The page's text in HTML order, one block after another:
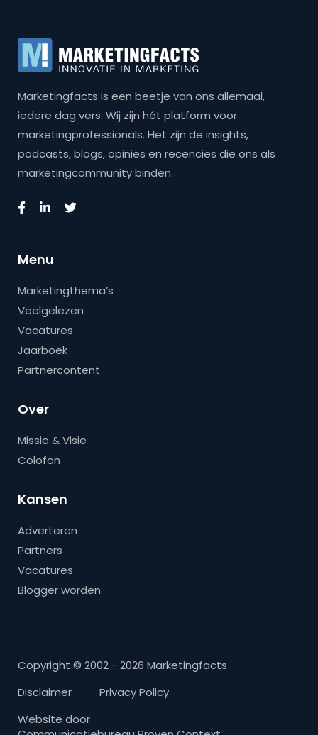
Marketingfacts is een beetje van ons allemaal,
iedere dag vers. Wij zijn hét platform voor
marketingprofessionals. Het zijn de insights,
podcasts, blogs, opinies en recencies die ons als
marketingcommunity binden.
Menu
Marketingthema’s
Veelgelezen
Vacatures
Jaarboek
Partnercontent
Over
Missie & Visie
Colofon
Kansen
Adverteren
Partners
Vacatures
Blogger worden
Copyright © 2002 - 2026 Marketingfacts
Disclaimer
Privacy Policy
Website door